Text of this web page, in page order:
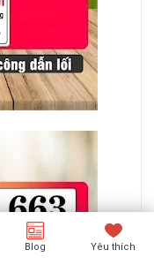
Blog Yêu thích